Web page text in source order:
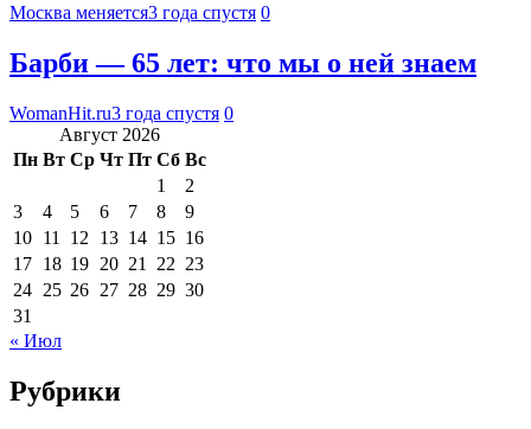
Москва меняется3 года спустя 0
Барби — 65 лет: что мы о ней знаем
WomanHit.ru3 года спустя 0
Август 2026
Пн Вт Ср Чт Пт Сб Вс
1
2
3
4 5 6 7 8
9
10 11 12 13 14 15 16
17 18 19 20 21 22 23
24 25 26 27 28 29 30
31
« Июл
Рубрики